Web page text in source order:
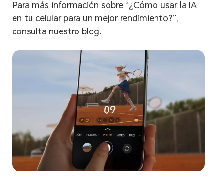
Para más información sobre “¿Cómo usar la IA
en tu celular para un mejor rendimiento?”,
consulta nuestro blog.